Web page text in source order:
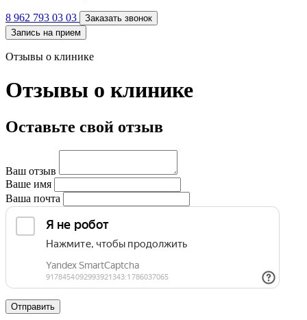
8 962 793 03 03
Заказать звонок
Запись на прием
Отзывы о клинике
Отзывы о клинике
Оставьте свой отзыв
Ваш отзыв
Ваше имя
Ваша почта